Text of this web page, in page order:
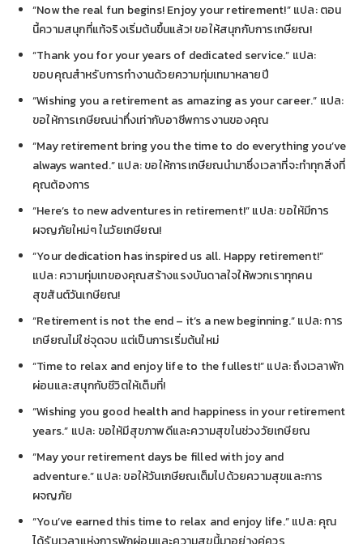
“Now the real fun begins! Enjoy your retirement!” แปล: ตอน
นี้ความสนุกที่แท้จริงเริ่มต้นขึ้นแล้ว! ขอให้สนุกกับการเกษียณ!
“Thank you for your years of dedicated service.” แปล:
ขอบคุณสำหรับการทำงานด้วยความทุ่มเทมาหลายปี
“Wishing you a retirement as amazing as your career.” แปล:
ขอให้การเกษียณน่าทึ่งเท่ากับอาชีพการงานของคุณ
“May retirement bring you the time to do everything you’ve
always wanted.” แปล: ขอให้การเกษียณนำมาซึ่งเวลาที่จะทำทุกสิ่งที่
คุณต้องการ
“Here’s to new adventures in retirement!” แปล: ขอให้มีการ
ผจญภัยใหม่ๆ ในวัยเกษียณ!
“Your dedication has inspired us all. Happy retirement!”
แปล: ความทุ่มเทของคุณสร้างแรงบันดาลใจให้พวกเราทุกคน
สุขสันต์วันเกษียณ!
“Retirement is not the end – it’s a new beginning.” แปล: การ
เกษียณไม่ใช่จุดจบ แต่เป็นการเริ่มต้นใหม่
“Time to relax and enjoy life to the fullest!” แปล: ถึงเวลาพัก
ผ่อนและสนุกกับชีวิตให้เต็มที่!
“Wishing you good health and happiness in your retirement
years.” แปล: ขอให้มีสุขภาพดีและความสุขในช่วงวัยเกษียณ
“May your retirement days be filled with joy and
adventure.” แปล: ขอให้วันเกษียณเต็มไปด้วยความสุขและการ
ผจญภัย
“You’ve earned this time to relax and enjoy life.” แปล: คุณ